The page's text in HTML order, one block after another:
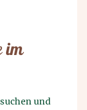
im
und